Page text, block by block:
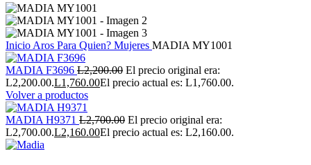
Inicio Aros Para Quien? Mujeres MADIA MY1001
MADIA F3696 L2,200.00 El precio original era:
L2,200.00.L1,760.00El precio actual es: L1,760.00.
Volver a productos
MADIA H9371 L2,700.00 El precio original era:
L2,700.00.L2,160.00El precio actual es: L2,160.00.